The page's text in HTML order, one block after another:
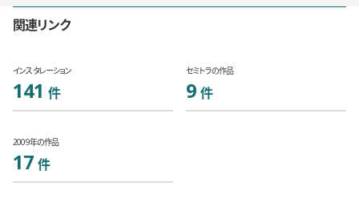
関連リンク
インスタレーション
141
セミトラの作品
9
2009年の作品
17